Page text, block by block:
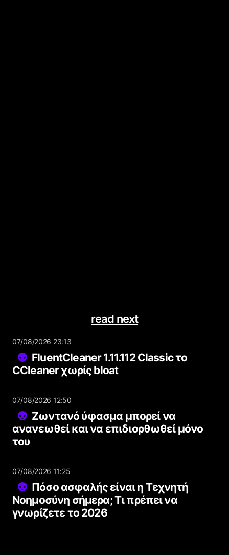
read next
07/08/2026 23:13
FluentCleaner 1.11.112 Classic το
CCleaner χωρίς bloat
07/08/2026 12:50
Ζωντανό ύφασμα μπορεί να
ανανεωθεί και να επιδιορθωθεί μόνο
του
07/08/2026 11:25
Πόσο ασφαλής είναι η Τεχνητή
Νοημοσύνη σήμερα; Τι πρέπει να
γνωρίζετε το 2026